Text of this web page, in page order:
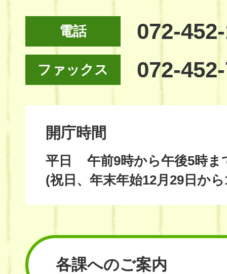
電話 072-
ファックス 072-
開庁時間
平日
午前9時から午後5時ま
(祝日、年末年始12月29日か
各課へのご案内